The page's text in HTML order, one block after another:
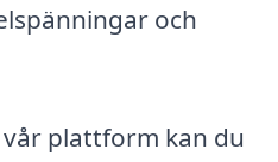
och
plattform kan du